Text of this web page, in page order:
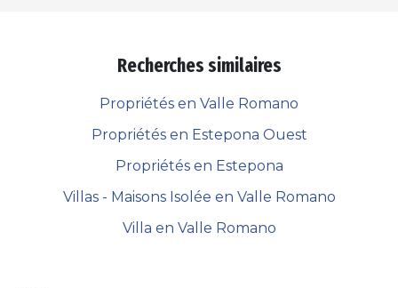
Recherches similaires
Propriétés en Valle Romano
Propriétés en Estepona Ouest
Propriétés en Estepona
Villas - Maisons Isolée en Valle Romano
Villa en Valle Romano